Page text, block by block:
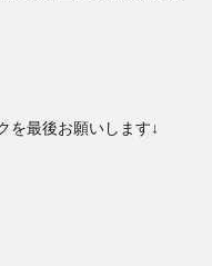
を最後お願いします↓